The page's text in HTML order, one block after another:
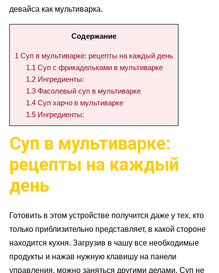
девайса как мультиварка.
Содержание
1 Суп в мультиварке: рецепты на каждый день
1.1 Суп с фрикадельками в мультиварке
1.2 Ингредиенты:
1.3 Фасолевый суп в мультиварке
1.4 Суп харчо в мультиварке
1.5 Ингредиенты:
Суп в мультиварке:
рецепты на каждый
день
Готовить в этом устройстве получится даже у тех, кто
только приблизительно представляет, в какой стороне
находится кухня. Загрузив в чашу все необходимые
продукты и нажав нужную клавишу на панели
управления, можно заняться другими делами. Суп не